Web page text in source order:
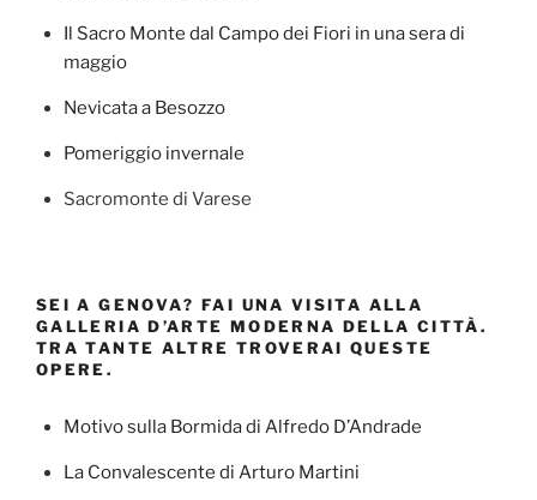
Il Sacro Monte dal Campo dei Fiori in una sera di
maggio
Nevicata a Besozzo
Pomeriggio invernale
Sacromonte di Varese
SEI A GENOVA? FAI UNA VISITA ALLA
GALLERIA D’ARTE MODERNA DELLA CITTÀ.
TRA TANTE ALTRE TROVERAI QUESTE
OPERE.
Motivo sulla Bormida di Alfredo D’Andrade
La Convalescente di Arturo Martini